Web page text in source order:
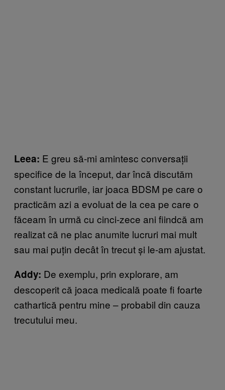
Leea: E greu să-mi amintesc conversații
specifice de la început, dar încă discutăm
constant lucrurile, iar joaca BDSM pe care o
practicăm azi a evoluat de la cea pe care o
făceam în urmă cu cinci-zece ani fiindcă am
realizat că ne plac anumite lucruri mai mult
sau mai puțin decât în trecut și le-am ajustat.
Addy: De exemplu, prin explorare, am
descoperit că joaca medicală poate fi foarte
cathartică pentru mine – probabil din cauza
trecutului meu.